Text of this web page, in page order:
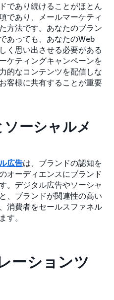
であり続けることがほとん
であり、メールマーケティ
方法です。あなたのブラン
あっても、あなたのWeb
く思い出させる必要がある
ケティングキャンペーンを
的なコンテンツを配信しな
客様に共有することが重要
ーシャルメ
広告は、ブランドの認知を
オーディエンスにブランド
。デジタル広告やソーシャ
、ブランドが関連性の高い
消費者をセールスファネル
す。
ーションツ